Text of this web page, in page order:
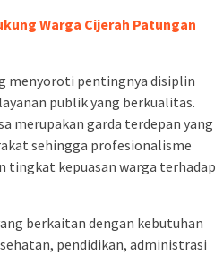
Warga Cijerah Patungan
menyoroti pentingnya disiplin
publik yang berkualitas.
merupakan garda terdepan yang
sehingga profesionalisme
tingkat kepuasan warga terhadap
berkaitan dengan kebutuhan
pendidikan, administrasi